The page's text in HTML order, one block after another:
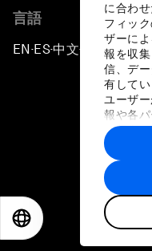
に合わ
フィッ
ザーに
報を収
信、デ
有してい
ユーザ
報や各
に収集
トナーに
す。
言語
EN ▪ ES▪中文▪ 日本語
プライバ
©